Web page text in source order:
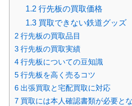
1.2 行先板の買取価格
1.3買取できない鉄道グッズ
2行先板の買取品目
3行先板の買取実績
4行先板についての豆知識
5行先板を高く売るコツ
6出張買取と宅配買取に対応
7買取には本人確認書類が必要とな